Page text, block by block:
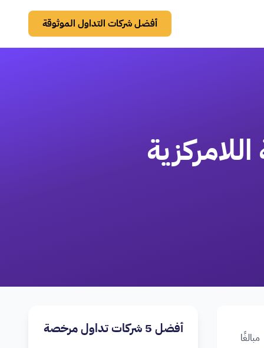
أفضل شركات التداول الموثوقة
أفضل 5 شركات تداول مرخصة